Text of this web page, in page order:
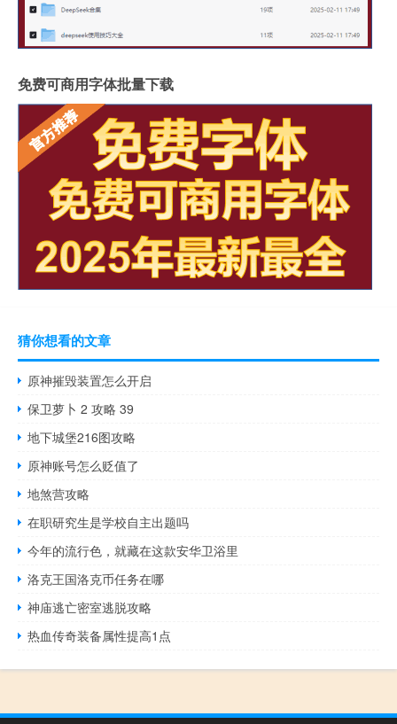
免费可商用字体批量下载
猜你想看的文章
原神摧毁装置怎么开启
保卫萝卜 2 攻略 39
地下城堡216图攻略
原神账号怎么贬值了
地煞营攻略
在职研究生是学校自主出题吗
今年的流行色，就藏在这款安华卫浴里
洛克王国洛克币任务在哪
神庙逃亡密室逃脱攻略
热血传奇装备属性提高1点